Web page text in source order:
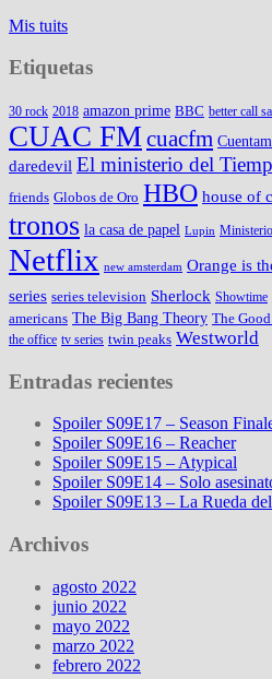
Mis tuits
Etiquetas
30 rock 2018 amazon prime BBC better call
CUAC FMcuacfm
daredevil El ministerio del
friends Globos de Oro HBO house of
tronos la casa de papel Lupin
Netflix new amsterdam Orange is
series series television Sherlock Showtime
americans The Big Bang Theory The
the office tv series twin peaks Westworld
Entradas recientes
Spoiler S09E17 – Season
Spoiler S09E16 – Reacher
Spoiler S09E15 – Atypical
Spoiler S09E14 – Solo
Spoiler S09E13 – La Rueda
Archivos
agosto 2022
junio 2022
mayo 2022
marzo 2022
febrero 2022